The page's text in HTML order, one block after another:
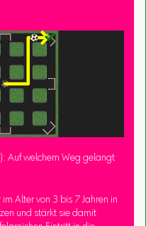
Auf welchem Weg gelangt
Alter von 3 bis 7 Jahren in
und stärkt sie damit